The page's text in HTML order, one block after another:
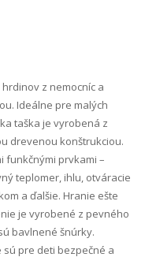
z nemocníc a
Ideálne pre malých
taška je vyrobená z
drevenou konštrukciou.
funkčnými prvkami –
teplomer, ihlu, otváracie
a ďalšie. Hranie ešte
je vyrobené z pevného
bavlnené šnúrky.
pre deti bezpečné a